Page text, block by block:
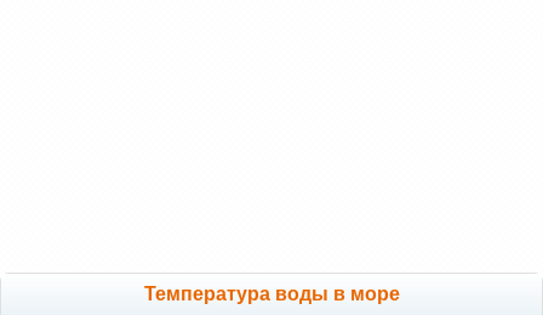
Температура воды в море